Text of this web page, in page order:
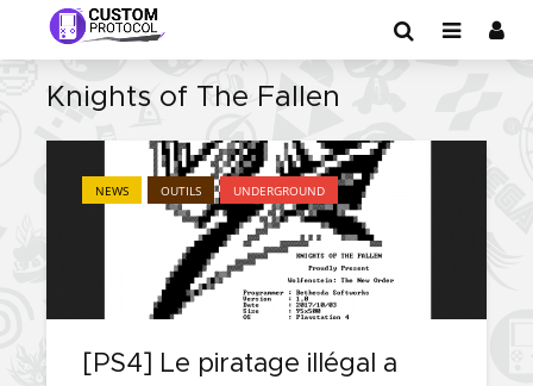
Knights of The Fallen
NEWS OUTILS UNDERGROUND
[PS4] Le piratage illégal a